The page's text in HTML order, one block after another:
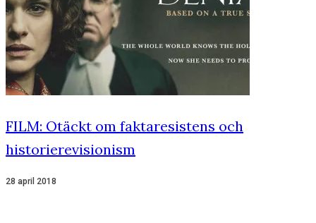
FILM: Otäckt om faktaresistens och
historierevisionism
28 april 2018